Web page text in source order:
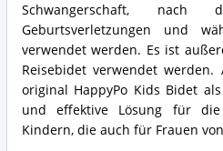
Schwangerschaft,
Geburtsverletzungen und
verwendet werden. Es ist
Reisebidet verwendet
original HappyPo Kids Bidet
und effektive Lösung für die
Kindern, die auch für Frauen